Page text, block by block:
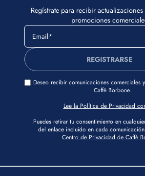
Regístrate para recibir
promociones
REGISTRARSE
Deseo recibir comunicaciones comerciales
Caffè Borbone.
Lee la Política de Privacidad
Puedes retirar tu consentimiento en
del enlace incluido en cada
Centro de Privacidad de Caffè